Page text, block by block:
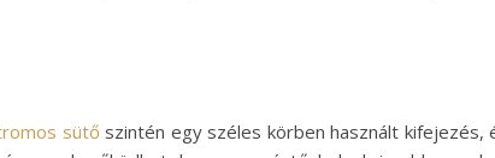
sütőszintén egy széles körben használt